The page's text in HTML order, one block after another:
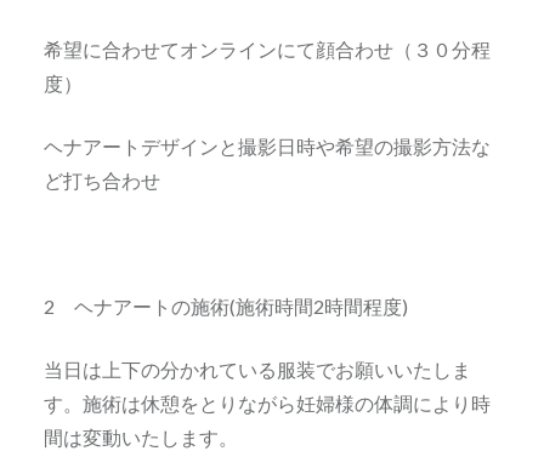
希望に合わせてオンラインにて顔合わせ（３０分程
度）
ヘナアートデザインと撮影日時や希望の撮影方法な
ど打ち合わせ
2 ヘナアートの施術(施術時間2時間程度)
当日は上下の分かれている服装でお願いいたしま
す。施術は休憩をとりながら妊婦様の体調により時
間は変動いたします。